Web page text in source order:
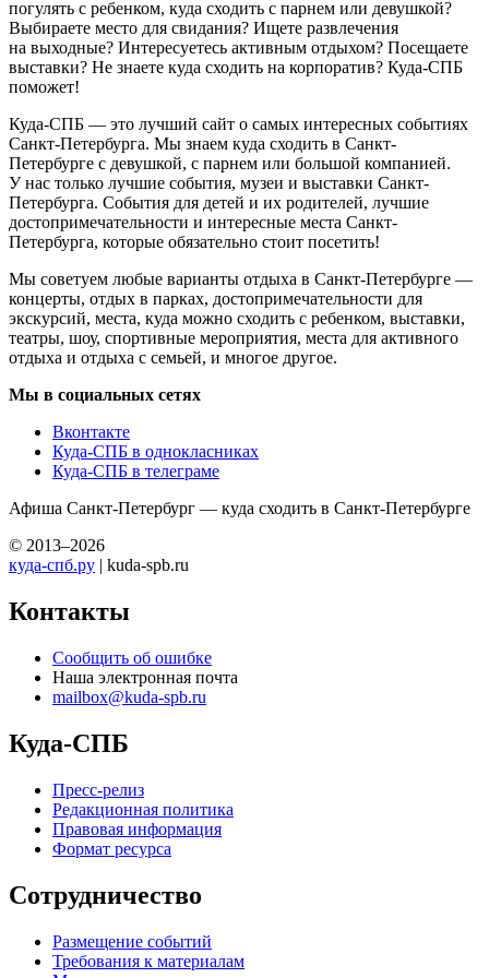
погулять с ребенком, куда сходить с парнем или девушкой?
Выбираете место для свидания? Ищете развлечения
на выходные? Интересуетесь активным отдыхом? Посещаете
выставки? Не знаете куда сходить на корпоратив? Куда-СПБ
поможет!
Куда-СПБ — это лучший сайт о самых интересных событиях
Санкт-Петербурга. Мы знаем куда сходить в Санкт-
Петербурге с девушкой, с парнем или большой компанией.
У нас только лучшие события, музеи и выставки Санкт-
Петербурга. События для детей и их родителей, лучшие
достопримечательности и интересные места Санкт-
Петербурга, которые обязательно стоит посетить!
Мы советуем любые варианты отдыха в Санкт-Петербурге —
концерты, отдых в парках, достопримечательности для
экскурсий, места, куда можно сходить с ребенком, выставки,
театры, шоу, спортивные мероприятия, места для активного
отдыха и отдыха с семьей, и многое другое.
Мы в социальных сетях
Вконтакте
Куда-СПБ в однокласниках
Куда-СПБ в телеграме
Афиша Санкт-Петербург — куда сходить в Санкт-Петербурге
© 2013–2026
куда-спб.ру | kuda-spb.ru
Контакты
Сообщить об ошибке
Наша электронная почта
mailbox@kuda-spb.ru
Куда-СПБ
Пресс-релиз
Редакционная политика
Правовая информация
Формат ресурса
Сотрудничество
Размещение событий
Требования к материалам